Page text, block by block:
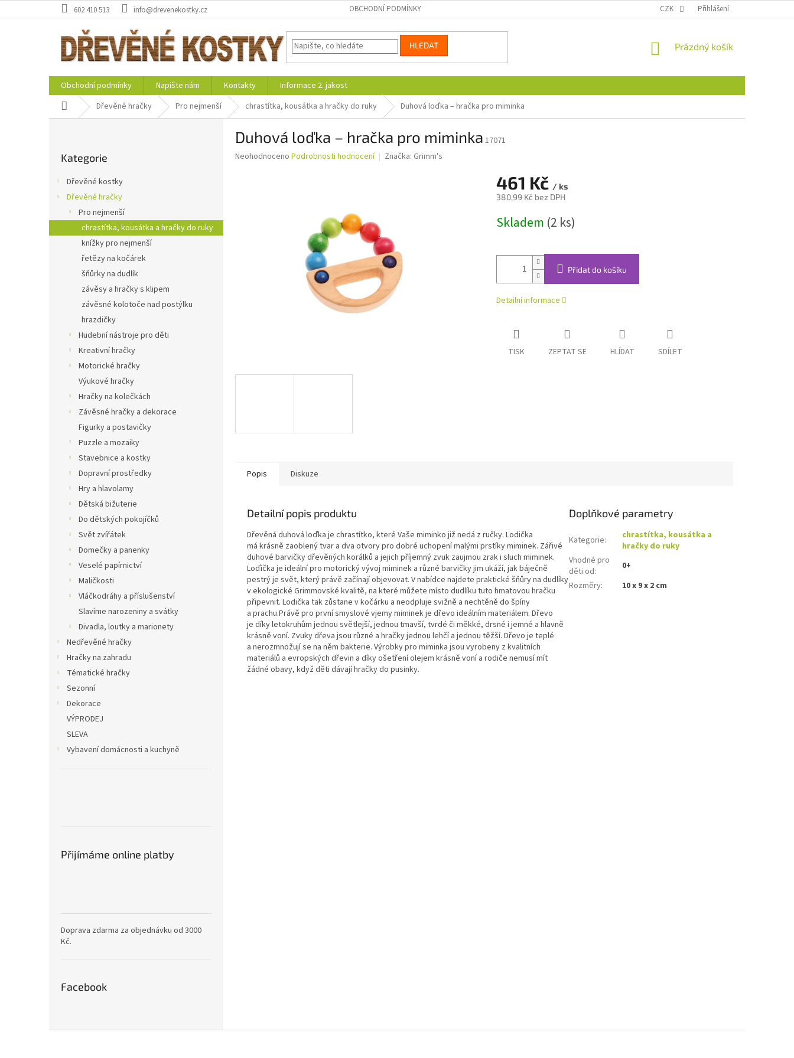
na
602 410 513 info@drevenekostky.cz OBCHODNÍ PODMÍNKY CZK Přihlášení
HLEDAT
NÁKUPNÍ
Prázdný košík
Obchodní podmínky Napište nám Kontakty
Informace 2. jakost
Domů Dřevěné hračky Pro nejmenší chrastítka, kousátka a hračky do ruky Duhová loďka – hračka pro miminka
kategorie
Kategorie
Dřevěné kostky
Dřevěné hračky
Pro nejmenší
chrastítka, kousátka a hračky do ruky
knížky pro nejmenší
řetězy na kočárek
šňůrky na dudlík
závěsy a hračky s klipem
závěsné kolotoče nad postýlku
hrazdičky
Hudební nástroje pro děti
Kreativní hračky
Motorické hračky
Výukové hračky
Hračky na kolečkách
Závěsné hračky a dekorace
Figurky a postavičky
Puzzle a mozaiky
Stavebnice a kostky
Dopravní prostředky
Hry a hlavolamy
Dětská bižuterie
Do dětských pokojíčků
Svět zvířátek
Domečky a panenky
Veselé papírnictví
Maličkosti
Vláčkodráhy a příslušenství
Slavíme narozeniny a svátky
Divadla, loutky a marionety
Nedřevěné hračky
Hračky na zahradu
Tématické hračky
Sezonní
Dekorace
VÝPRODEJ
SLEVA
Vybavení domácnosti a kuchyně
Přijímáme online platby
Doprava zdarma za objednávku od 3000
Kč.
Facebook
Duhová loďka – hračka pro miminka 17071
Průměrné
Neohodnoceno Podrobnosti hodnocení Značka: Grimm's
461 Kč / ks
380,99 Kč bez DPH
cena:
Skladem (2 ks)
Přidat do košíku
Detailní informace
TISK ZEPTAT SE HLÍDAT SDÍLET
Popis Diskuze
Detailní popis produktu
Dřevěná duhová loďka je chrastítko, které Vaše miminko již nedá z ručky. Lodička
má krásně zaoblený tvar a dva otvory pro dobré uchopení malými prstíky miminek. Zářivé
duhové barvičky dřevěných korálků a jejich příjemný zvuk zaujmou zrak i sluch miminek.
Loďička je ideální pro motorický vývoj miminek a různé barvičky jim ukáží, jak báječně
pestrý je svět, který právě začínají objevovat. V nabídce najdete praktické šňůry na dudlíky
v ekologické Grimmovské kvalitě, na které můžete místo dudlíku tuto hmatovou hračku
připevnit. Lodička tak zůstane v kočárku a neodpluje svižně a nechtěně do špíny
a prachu.Právě pro první smyslové vjemy miminek je dřevo ideálním materiálem. Dřevo
je díky letokruhům jednou světlejší, jednou tmavší, tvrdé či měkké, drsné i jemné a hlavně
krásně voní. Zvuky dřeva jsou různé a hračky jednou lehčí a jednou těžší. Dřevo je teplé
a nerozmnožují se na něm bakterie. Výrobky pro miminka jsou vyrobeny z kvalitních
materiálů a evropských dřevin a díky ošetření olejem krásně voní a rodiče nemusí mít
žádné obavy, když děti dávají hračky do pusinky.
Doplňkové parametry
Kategorie:
chrastítka, kousátka a
hračky do ruky
Vhodné pro
děti od:
0+
Rozměry: 10 x 9 x 2 cm